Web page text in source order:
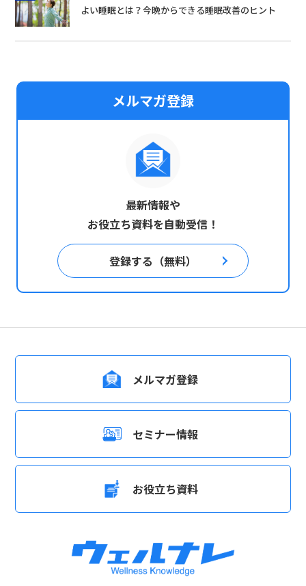
よい睡眠とは？今晩からできる睡眠改善のヒント
メルマガ登録
最新情報や
お役立ち資料を自動受信！
登録する（無料）
メルマガ登録
セミナー情報
お役立ち資料